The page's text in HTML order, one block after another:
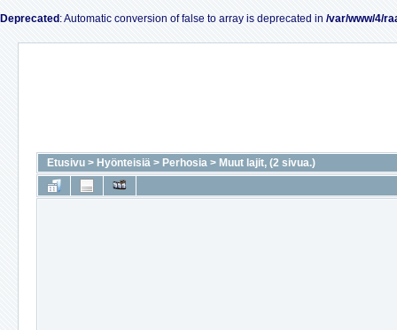
Deprecated : Automatic conversion of false to array is deprecated in /var/www/4/
Etusivu > Hyönteisiä > Perhosia > Muut lajit, (2 sivua.)